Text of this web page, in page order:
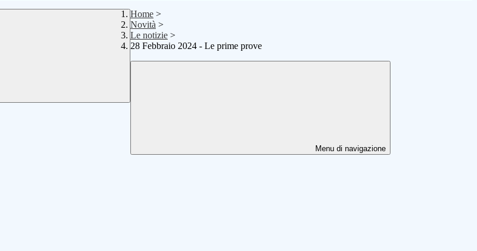
Home >
Novità >
Le notizie >
28 Febbraio 2024 - Le prime prove
Menu di navigazione